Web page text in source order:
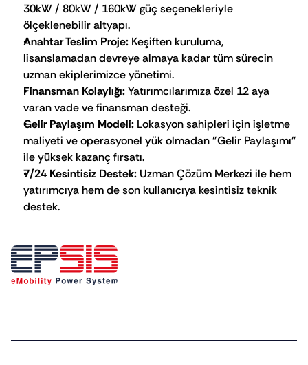
30kW / 80kW / 160kW güç seçenekleriyle
ölçeklenebilir altyapı.
Anahtar Teslim Proje: Keşiften kuruluma,
lisanslamadan devreye almaya kadar tüm sürecin
uzman ekiplerimizce yönetimi.
Finansman Kolaylığı: Yatırımcılarımıza özel 12 aya
varan vade ve finansman desteği.
Gelir Paylaşım Modeli: Lokasyon sahipleri için işletme
maliyeti ve operasyonel yük olmadan "Gelir Paylaşımı"
ile yüksek kazanç fırsatı.
7/24 Kesintisiz Destek: Uzman Çözüm Merkezi ile hem
yatırımcıya hem de son kullanıcıya kesintisiz teknik
destek.